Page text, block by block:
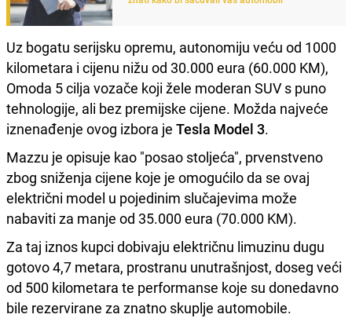
Uz bogatu serijsku opremu, autonomiju veću od 1000
kilometara i cijenu nižu od 30.000 eura (60.000 KM),
Omoda 5 cilja vozače koji žele moderan SUV s puno
tehnologije, ali bez premijske cijene. Možda najveće
iznenađenje ovog izbora je Tesla Model 3.
Mazzu je opisuje kao "posao stoljeća", prvenstveno
zbog sniženja cijene koje je omogućilo da se ovaj
električni model u pojedinim slučajevima može
nabaviti za manje od 35.000 eura (70.000 KM).
Za taj iznos kupci dobivaju električnu limuzinu dugu
gotovo 4,7 metara, prostranu unutrašnjost, doseg veći
od 500 kilometara te performanse koje su donedavno
bile rezervirane za znatno skuplje automobile.